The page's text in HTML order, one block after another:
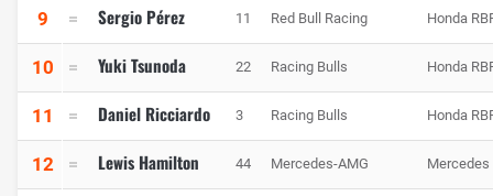
9 Sergio Pérez 11 Red Bull Racing Honda
10 Yuki Tsunoda 22 Racing Bulls Honda
11 Daniel Ricciardo 3 Racing Bulls Honda
12 Lewis Hamilton 44 Mercedes-AMG Mercedes